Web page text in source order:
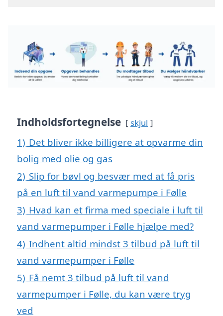
Indholdsfortegnelse skjul
1) Det bliver ikke billigere at opvarme din
bolig med olie og gas
2) Slip for bøvl og besvær med at få pris
på en luft til vand varmepumpe i Følle
3) Hvad kan et firma med speciale i luft til
vand varmepumper i Følle hjælpe med?
4) Indhent altid mindst 3 tilbud på luft til
vand varmepumper i Følle
5) Få nemt 3 tilbud på luft til vand
varmepumper i Følle, du kan være tryg
ved